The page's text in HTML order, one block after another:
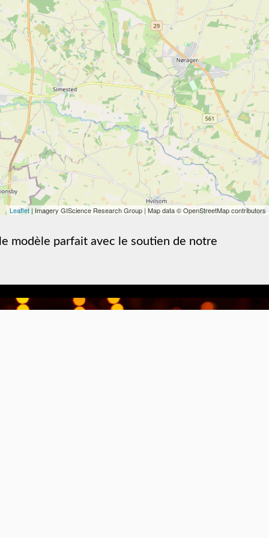
Leaflet | Imagery GIScience Research Group | Map data © OpenStreetMap contributors
modèle parfait avec le soutien de notre